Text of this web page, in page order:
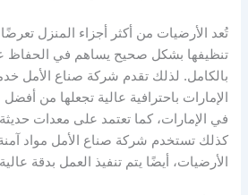
تُعد الأرضيات من أكثر أجزاء المنزل تعرضًا
تنظيفها بشكل صحيح يساهم في الحفاظ
بالكامل. لذلك تقدم شركة صناع الأمل
الإمارات باحترافية عالية تجعلها من
في الإمارات، كما تعتمد على معدات
كذلك تستخدم شركة صناع الأمل مواد
الأرضيات، أيضًا يتم تنفيذ العمل بدقة